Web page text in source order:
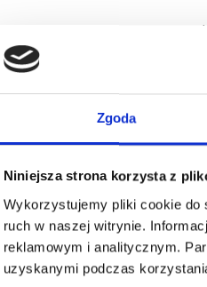
Zgoda
Niniejsza strona korzysta z
Wykorzystujemy pliki cookie do
ruch w naszej witrynie.
reklamowym i analitycznym.
uzyskanymi podczas
sportowym sprzęt
uczestnicy za każde
jego zwrot wynosi 100 zł.
z tą kwotą? Nie może jej
w dowolnym czasie –
też zebrać większą sumę, aby
są powszechnie znane w
ponad 280 tys. punktów.
by stosować je także w